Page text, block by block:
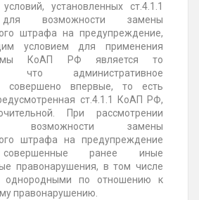
установленных ст.4.1.1
возможности замены
штрафа на предупреждение,
условием для применения
КоАП РФ является то
что административное
совершено впервые, то есть
ст.4.1.1 КоАП РФ,
При рассмотрении
замены
штрафа на предупреждение
совершенные ранее иные
правонарушения, в том числе
однородными по отношению к
правонарушению.